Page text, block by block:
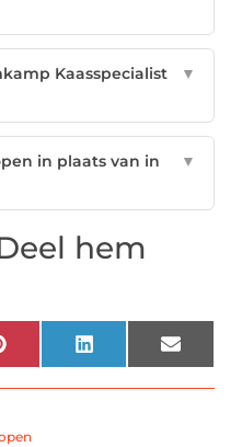
Kaasspecialist
▼
in plaats van in
▼
hem
Pinterest LinkedIn Email